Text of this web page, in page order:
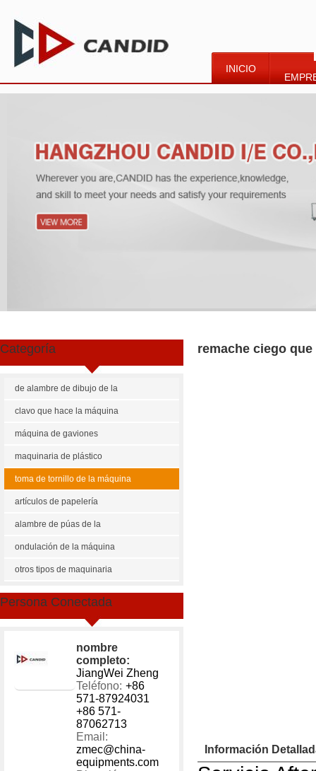
INICIO
Categoría
de alambre de dibujo de la
máquina
clavo que hace la máquina
máquina de gaviones
maquinaria de plástico
toma de tornillo de la máquina
artículos de papelería
maquinaria
alambre de púas de la
máquina
ondulación de la máquina
otros tipos de maquinaria
Persona Conectada
nombre
completo:
JiangWei Zheng
Teléfono: +86
571-87924031
+86 571-
87062713
Email:
zmec@china-
equipments.com
remache ciego
Información